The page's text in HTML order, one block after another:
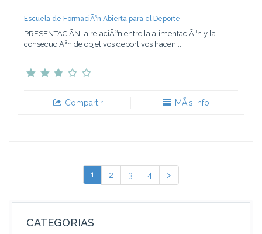
Escuela de FormaciÃ³n Abierta para el Deporte
PRESENTACIÃNLa relaciÃ³n entre la alimentaciÃ³n y la
consecuciÃ³n de objetivos deportivos hacen...
Compartir MÃ¡s Info
1 2 3 4 >
CATEGORIAS